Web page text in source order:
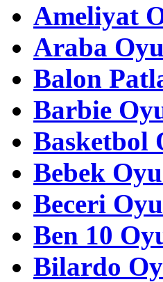
Ameliyat
Araba
Balon
Barbie
Basketbol
Bebek
Beceri
Ben 10
Bilardo